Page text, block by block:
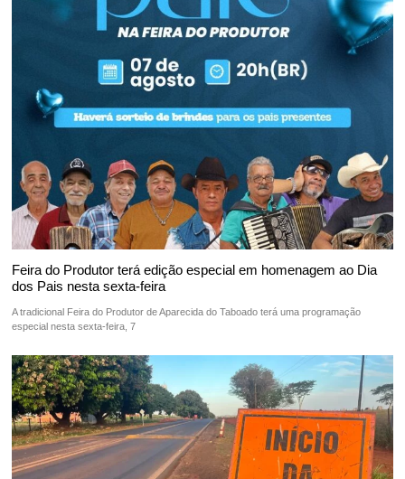
Feira do Produtor terá edição especial em homenagem ao Dia
dos Pais nesta sexta-feira
A tradicional Feira do Produtor de Aparecida do Taboado terá uma programação
especial nesta sexta-feira, 7